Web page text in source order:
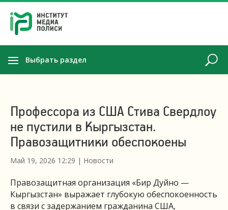
Выбрать раздел
Профессора из США Стива Свердлоу
не пустили в Кыргызстан.
Правозащитники обеспокоены
Май 19, 2026 12:29 | Новости
Правозащитная организация «Бир Дуйно —
Кыргызстан» выражает глубокую обеспокоенность
в связи с задержанием гражданина США,